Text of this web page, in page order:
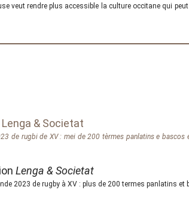
veut rendre plus accessible la culture occitane qui
& Societat
de rugbi de XV : mei de 200 tèrmes panlatins e bascos
Lenga & Societat
2023 de rugby à XV : plus de 200 termes panlatins et